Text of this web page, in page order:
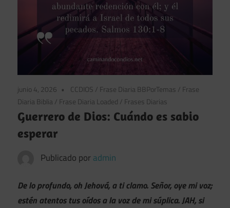
junio 4, 2026 CCDIOS / Frase Diaria BBPorTemas / Frase
Diaria Biblia / Frase Diaria Loaded / Frases Diarias
Guerrero de Dios: Cuándo es sabio
esperar
Publicado por admin
De lo profundo, oh Jehová, a ti clamo. Señor, oye mi voz;
estén atentos tus oídos a la voz de mi súplica. JAH, si